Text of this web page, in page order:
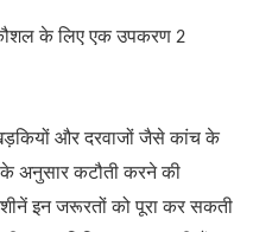
खिड़कियों और दरवाजों जैसे कांच के
के अनुसार कटौती करने की
इन जरूरतों को पूरा कर सकती